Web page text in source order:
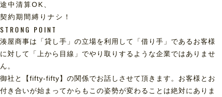
途中清算OK、
契約期間縛りナシ！
STRONG POINT
湊屋商事は「貸し手」の立場を利用して「借り手」であるお客様
に対して「上から目線」でやり取りするような企業ではありませ
ん。
御社と【fifty-fifty】の関係でお話しさせて頂きます。お客様とお
付き合いが始まってからもこの姿勢が変わることは絶対にありま